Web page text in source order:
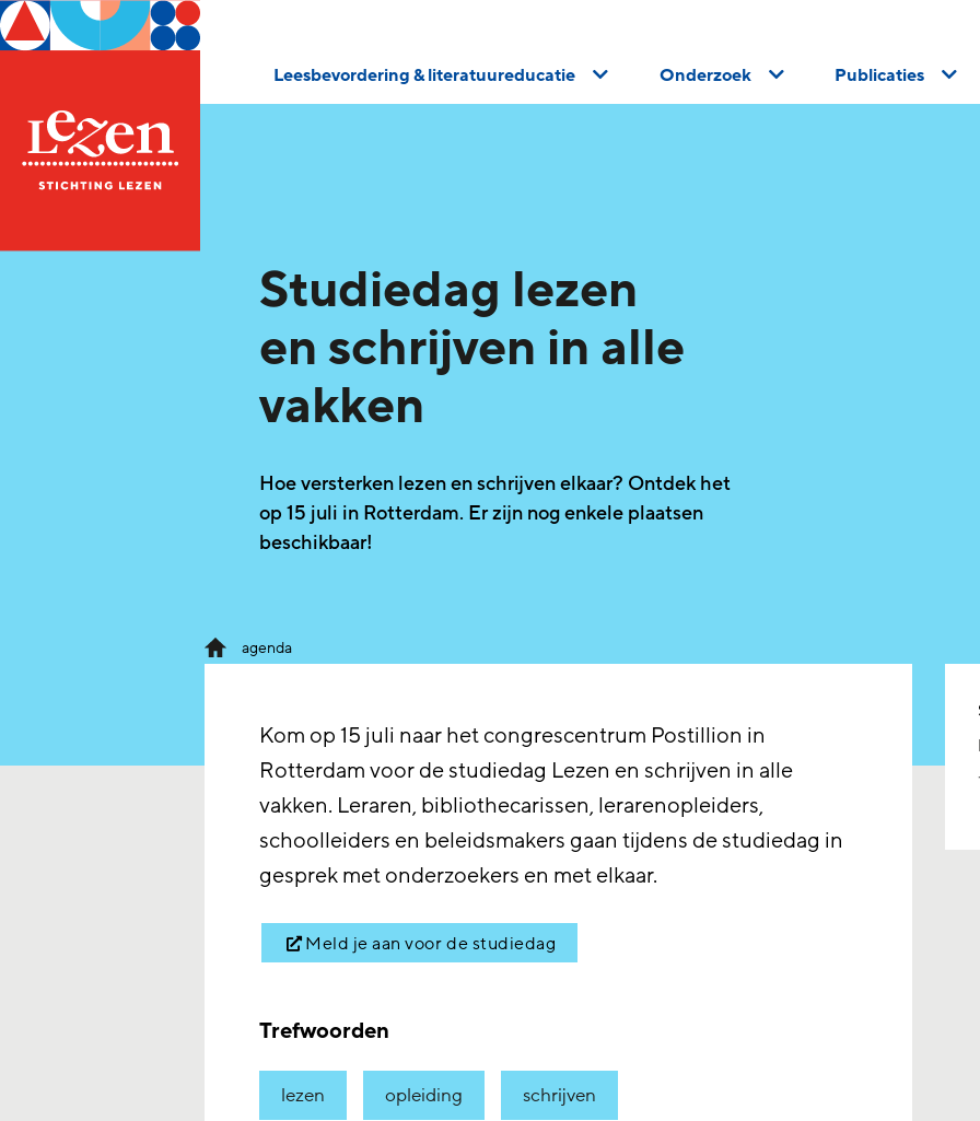
Leesbevordering & literatuureducatie Onderzoek Publicaties
Studiedag lezen
en schrijven in alle
vakken
Hoe versterken lezen en schrijven elkaar? Ontdek het
op 15 juli in Rotterdam. Er zijn nog enkele plaatsen
beschikbaar!
agenda
Kom op 15 juli naar het congrescentrum Postillion in
Rotterdam voor de studiedag Lezen en schrijven in alle
vakken. Leraren, bibliothecarissen, lerarenopleiders,
schoolleiders en beleidsmakers gaan tijdens de studiedag in
gesprek met onderzoekers en met elkaar.
Meld je aan voor de studiedag
Trefwoorden
lezen opleiding schrijven